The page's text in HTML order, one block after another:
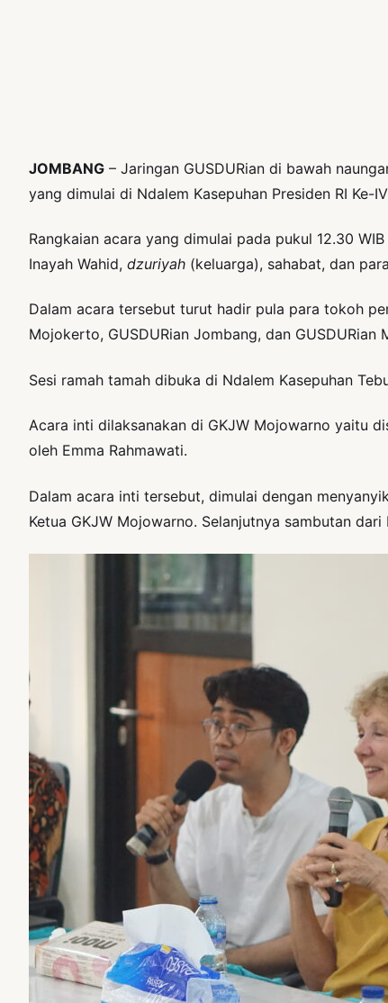
JOMBANG – Jaringan GUSDURian di bawah
yang dimulai di Ndalem Kasepuhan Presiden RI
Rangkaian acara yang dimulai pada pukul 12.30
Inayah Wahid, dzuriyah (keluarga), sahabat, dan
Dalam acara tersebut turut hadir pula para tokoh
Mojokerto, GUSDURian Jombang, dan GUSDURian
Sesi ramah tamah dibuka di Ndalem Kasepuhan
Acara inti dilaksanakan di GKJW Mojowarno yaitu
oleh Emma Rahmawati.
Dalam acara inti tersebut, dimulai dengan
Ketua GKJW Mojowarno. Selanjutnya sambutan